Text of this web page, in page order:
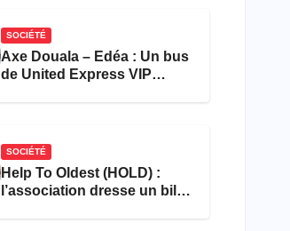
SOCIÉTÉ
Axe Douala – Edéa : Un bus
de United Express VIP
SOCIÉTÉ
Help To Oldest (HOLD) :
l’association dresse un bilan